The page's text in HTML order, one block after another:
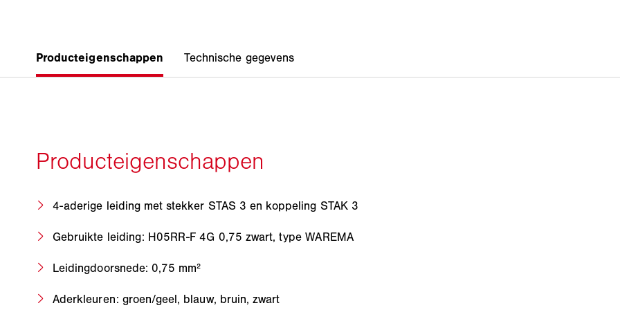
4-aderige leiding met stekker STAS 3 en koppeling STAK 3
Gebruikte leiding: H05RR-F 4G 0,75 zwart, type WAREMA
Leidingdoorsnede: 0,75 mm²
Aderkleuren: groen/geel, blauw, bruin, zwart